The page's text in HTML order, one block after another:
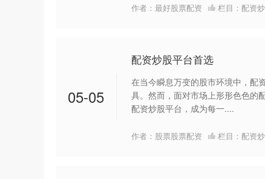
作者：最好股票配资 栏目： 配资
05-05
配资炒股平台首选
在当今瞬息万变的股市环境中，配
具。然而，面对市场上形形色色的
配资炒股平台，成为每一....
作者：股票股票配资 栏目： 配资